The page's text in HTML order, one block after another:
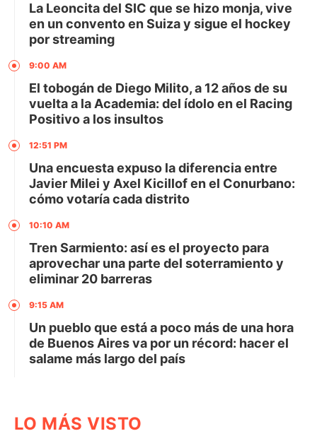
La Leoncita del SIC que se hizo monja, vive
en un convento en Suiza y sigue el hockey
por streaming
9:00 AM
El tobogán de Diego Milito, a 12 años de su
vuelta a la Academia: del ídolo en el Racing
Positivo a los insultos
12:51 PM
Una encuesta expuso la diferencia entre
Javier Milei y Axel Kicillof en el Conurbano:
cómo votaría cada distrito
10:10 AM
Tren Sarmiento: así es el proyecto para
aprovechar una parte del soterramiento y
eliminar 20 barreras
9:15 AM
Un pueblo que está a poco más de una hora
de Buenos Aires va por un récord: hacer el
salame más largo del país
LO MÁS VISTO